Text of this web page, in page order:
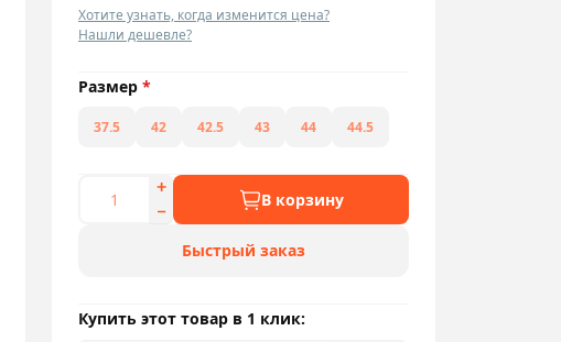
Хотите узнать, когда изменится цена?
Нашли дешевле?
Размер *
37.5 42 42.5 43 44 44.5
В корзину
Быстрый заказ
Купить этот товар в 1 клик: